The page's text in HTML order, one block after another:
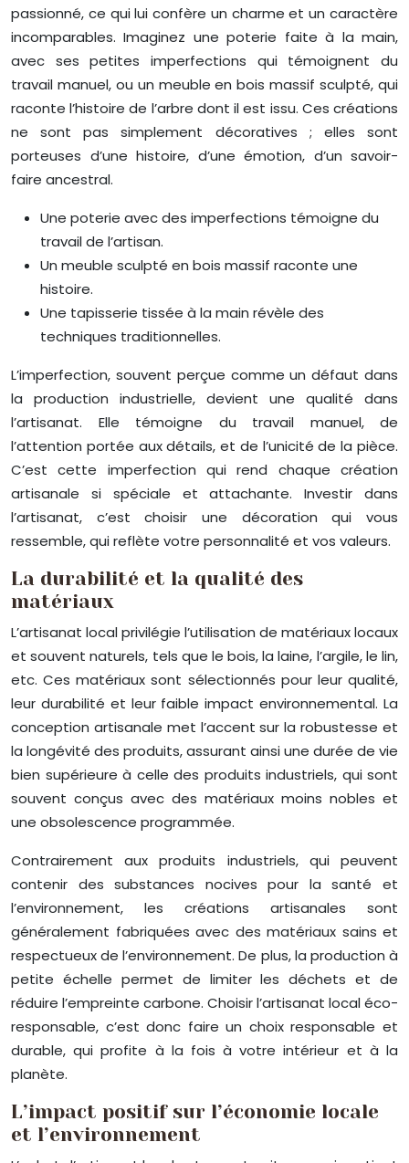
passionné, ce qui lui confère un charme et un caractère
incomparables. Imaginez une poterie faite à la main,
avec ses petites imperfections qui témoignent du
travail manuel, ou un meuble en bois massif sculpté, qui
raconte l’histoire de l’arbre dont il est issu. Ces créations
ne sont pas simplement décoratives ; elles sont
porteuses d’une histoire, d’une émotion, d’un savoir-
faire ancestral.
Une poterie avec des imperfections témoigne du
travail de l’artisan.
Un meuble sculpté en bois massif raconte une
histoire.
Une tapisserie tissée à la main révèle des
techniques traditionnelles.
L’imperfection, souvent perçue comme un défaut dans
la production industrielle, devient une qualité dans
l’artisanat. Elle témoigne du travail manuel, de
l’attention portée aux détails, et de l’unicité de la pièce.
C’est cette imperfection qui rend chaque création
artisanale si spéciale et attachante. Investir dans
l’artisanat, c’est choisir une décoration qui vous
ressemble, qui reflète votre personnalité et vos valeurs.
La durabilité et la qualité des
matériaux
L’artisanat local privilégie l’utilisation de matériaux locaux
et souvent naturels, tels que le bois, la laine, l’argile, le lin,
etc. Ces matériaux sont sélectionnés pour leur qualité,
leur durabilité et leur faible impact environnemental. La
conception artisanale met l’accent sur la robustesse et
la longévité des produits, assurant ainsi une durée de vie
bien supérieure à celle des produits industriels, qui sont
souvent conçus avec des matériaux moins nobles et
une obsolescence programmée.
Contrairement aux produits industriels, qui peuvent
contenir des substances nocives pour la santé et
l’environnement, les créations artisanales sont
généralement fabriquées avec des matériaux sains et
respectueux de l’environnement. De plus, la production à
petite échelle permet de limiter les déchets et de
réduire l’empreinte carbone. Choisir l’artisanat local éco-
responsable, c’est donc faire un choix responsable et
durable, qui profite à la fois à votre intérieur et à la
planète.
L’impact positif sur l’économie locale
et l’environnement